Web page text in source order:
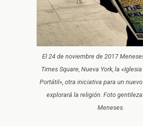
El 24 de noviembre de 2017
Times Square, Nueva York, la
Portátil», otra iniciativa para un
explorará la religión. Foto
Meneses.